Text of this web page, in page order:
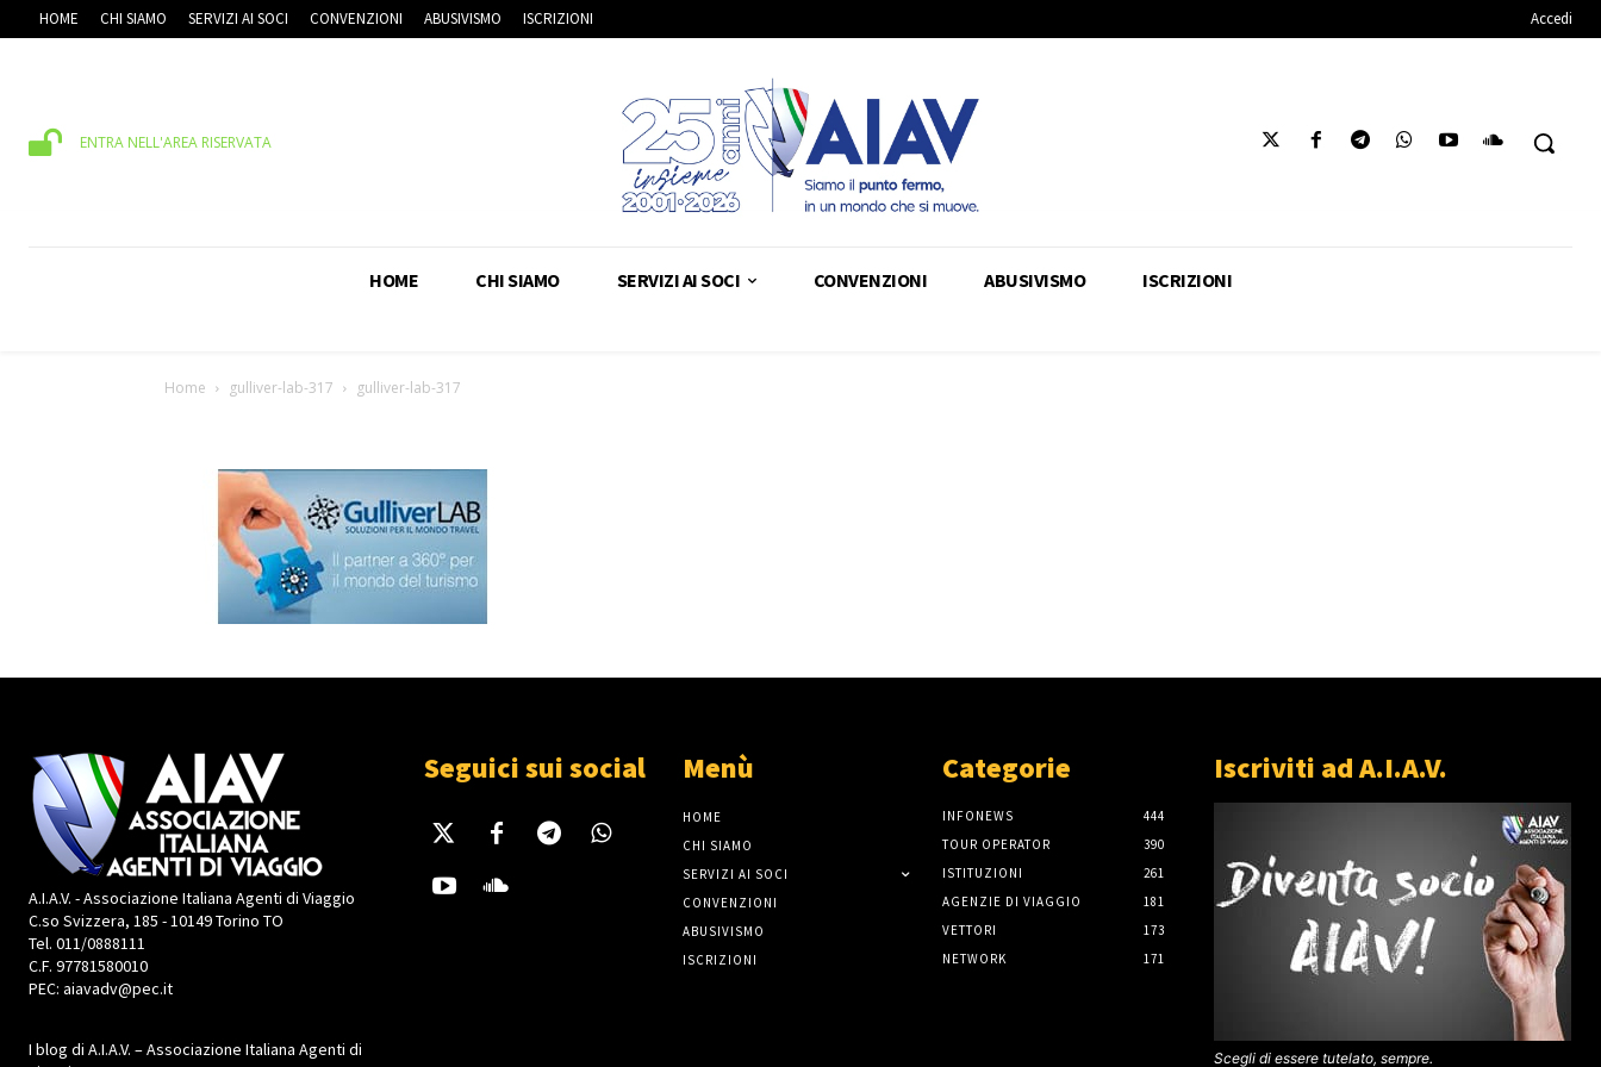
HOME CHI SIAMO SERVIZI AI SOCI CONVENZIONI ABUSIVISMO ISCRIZIONI Accedi
ENTRA NELL'AREA RISERVATA
HOME CHI SIAMO SERVIZI AI SOCI CONVENZIONI ABUSIVISMO ISCRIZIONI
Home gulliver-lab-317 gulliver-lab-317
A.I.A.V. - Associazione Italiana Agenti di Viaggio
C.so Svizzera, 185 - 10149 Torino TO
Tel. 011/0888111
C.F. 97781580010
PEC: aiavadv@pec.it
I blog di A.I.A.V. – Associazione Italiana Agenti di
Seguici sui social Menù
HOME
CHI SIAMO
SERVIZI AI SOCI
CONVENZIONI
ABUSIVISMO
ISCRIZIONI
Categorie
INFONEWS
444
TOUR OPERATOR
390
ISTITUZIONI
261
AGENZIE DI VIAGGIO
181
VETTORI
173
NETWORK
171
Iscriviti ad A.I.A.V.
Scegli di essere tutelato, sempre.